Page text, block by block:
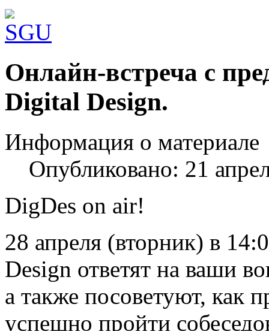
Шаблоны Joomla 3 здесь:
Онлайн-встреча с
Digital Design.
Информация о материале
Опубликовано: 21
DigDes on air!
28 апреля (вторник) в
Design ответят на ваши
а также посоветуют, как
успешно пройти